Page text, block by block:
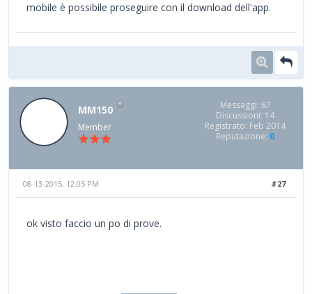
mobile è possibile proseguire con il download dell'app.
MM150
Member
Messaggi: 67
Discussioni: 14
Registrato: Feb 2014
Reputazione: 0
#27
08-13-2015, 12:05 PM
ok visto faccio un po di prove.